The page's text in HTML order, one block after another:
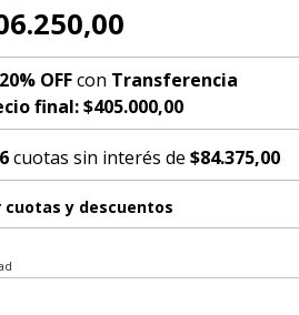
20% OFFcon Transferencia
final:$405.000,00
6cuotas sin interés de $84.375,00
cuotas y descuentos